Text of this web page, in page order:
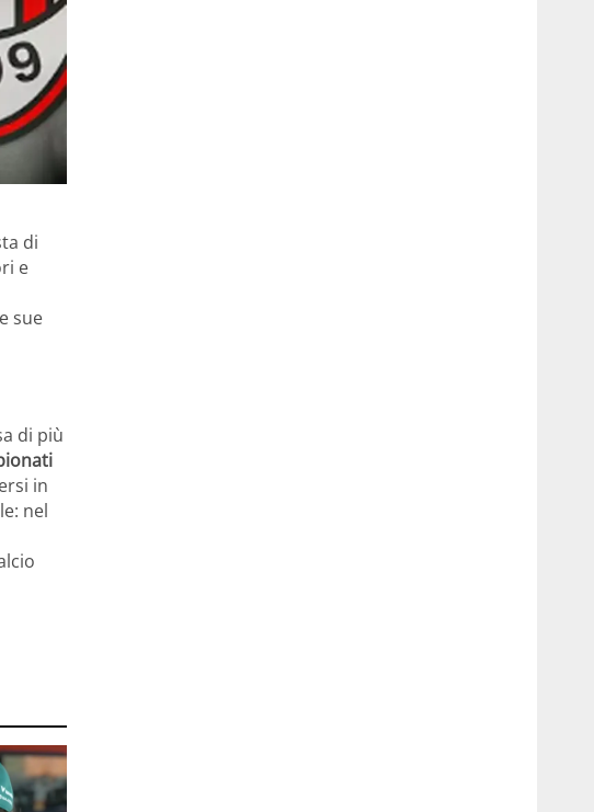
di
e
sue
di più
in
nel